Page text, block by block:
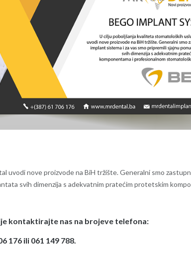
uvodi nove proizvode na BiH tržište. Generalni smo
svih dimenzija s adekvatnim pratećim protetskim
kontaktirajte nas na brojeve telefona:
176 ili 061 149 788.